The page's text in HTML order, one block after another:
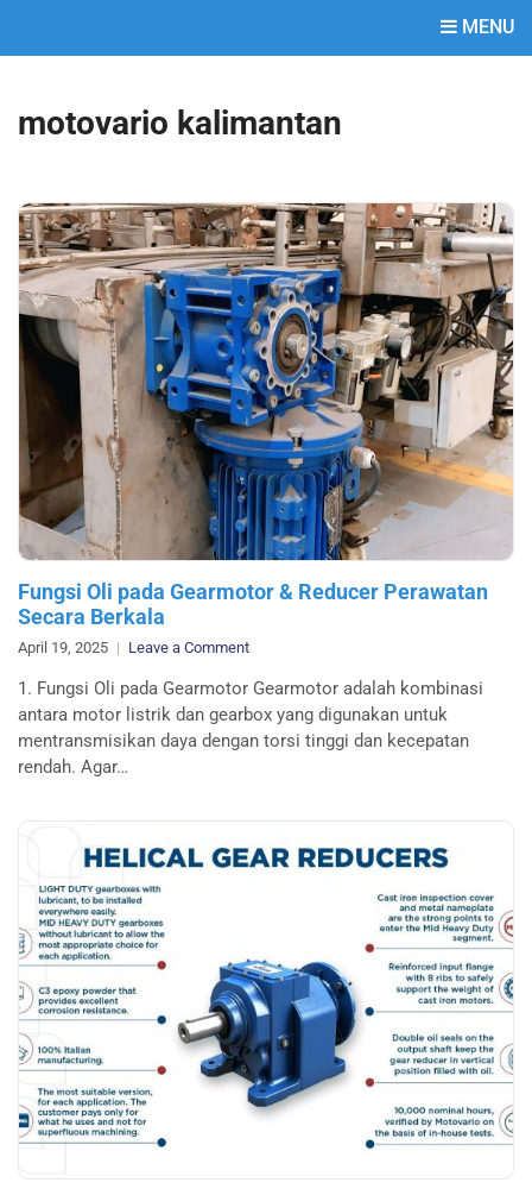
MENU
motovario kalimantan
Fungsi Oli pada Gearmotor & Reducer Perawatan
Secara Berkala
April 19, 2025 Leave a Commenton
Oli
pada
Gearmotor
Secara
Berkala
1. Fungsi Oli pada Gearmotor Gearmotor adalah kombinasi
antara motor listrik dan gearbox yang digunakan untuk
mentransmisikan daya dengan torsi tinggi dan kecepatan
rendah. Agar…